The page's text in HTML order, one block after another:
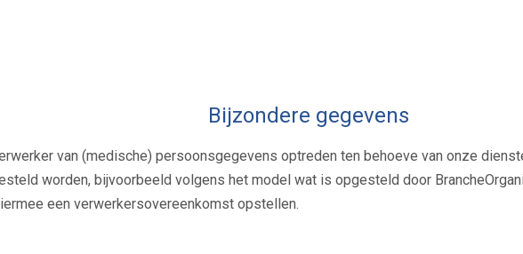
Bijzondere gegevens
van (medische) persoonsgegevens optreden ten behoeve van onze
worden, bijvoorbeeld volgens het model wat is opgesteld door
een verwerkersovereenkomst opstellen.